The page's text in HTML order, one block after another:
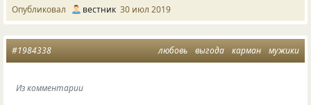
Опубликовал вестник 30 июл 2019
любовь выгода карман мужики
#1984338
Из комментарии